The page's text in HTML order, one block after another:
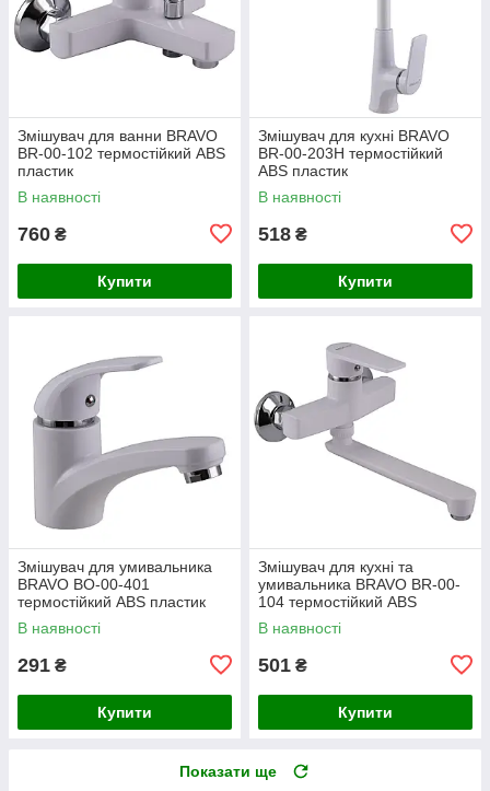
Змішувач для ванни BRAVO
BR-00-102 термостійкий ABS
пластик
В наявності
760 ₴
Купити
Змішувач для кухні BRAVO
BR-00-203H термостійкий
ABS пластик
В наявності
518 ₴
Купити
Змішувач для умивальника
BRAVO BO-00-401
термостійкий ABS пластик
В наявності
291 ₴
Купити
Змішувач для кухні та
умивальника BRAVO BR-00-
104 термостійкий ABS
пластик
В наявності
501 ₴
Купити
Показати ще